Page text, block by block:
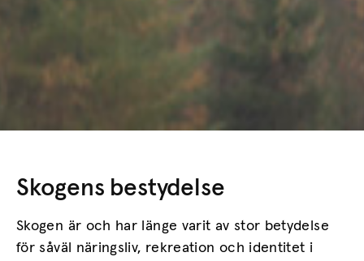
Skogens bestydelse
Skogen är och har länge varit av stor betydelse
för såväl näringsliv, rekreation och identitet i